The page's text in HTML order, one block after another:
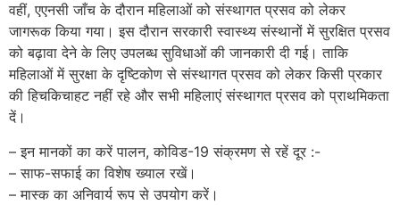
वहीं, एएनसी जाँच के दौरान महिलाओं को संस्थागत प्रसव को लेकर
जागरूक किया गया। इस दौरान सरकारी स्वास्थ्य संस्थानों में सुरक्षित प्रसव
को बढ़ावा देने के लिए उपलब्ध सुविधाओं की जानकारी दी गई। ताकि
महिलाओं में सुरक्षा के दृष्टिकोण से संस्थागत प्रसव को लेकर किसी प्रकार
की हिचकिचाहट नहीं रहे और सभी महिलाएं संस्थागत प्रसव को प्राथमिकता
दें।
– इन मानकों का करें पालन, कोविड-19 संक्रमण से रहें दूर :-
– साफ-सफाई का विशेष ख्याल रखें।
– मास्क का अनिवार्य रूप से उपयोग करें।